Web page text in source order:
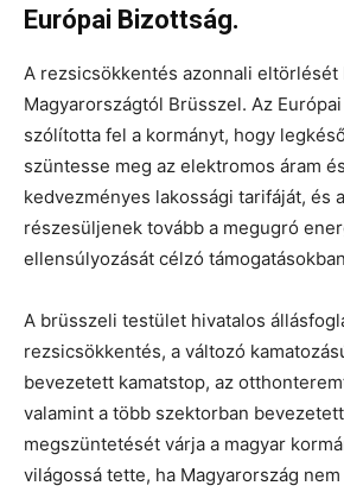
Európai Bizottság.
A rezsicsökkentés azonnali eltörlését
Magyarországtól Brüsszel. Az
szólította fel a kormányt, hogy
szüntesse meg az elektromos áram
kedvezményes lakossági tarifáját, és
részesüljenek tovább a megugró
ellensúlyozását célzó
A brüsszeli testület hivatalos
rezsicsökkentés, a változó
bevezetett kamatstop, az
valamint a több szektorban
megszüntetését várja a magyar
világossá tette, ha Magyarország